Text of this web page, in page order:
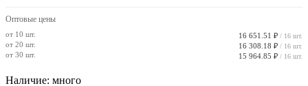
Оптовые цены
от 10 шт. 16 651.51 ₽ / 16 шт.
от 20 шт. 16 308.18 ₽ / 16 шт.
от 30 шт. 15 964.85 ₽ / 16 шт.
Наличие: много